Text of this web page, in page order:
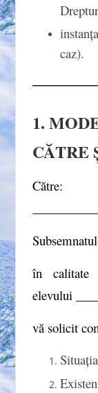
caz).
1.
CĂTRE
în calitate
elevului
vă solicit